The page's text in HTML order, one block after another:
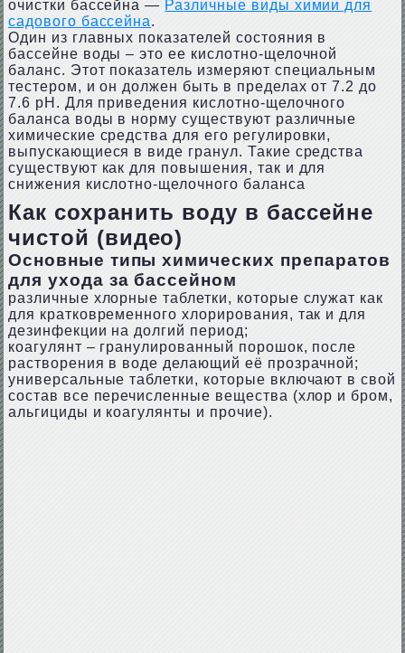
очистки бассейна — Различные виды химии для
садового бассейна.
Один из главных показателей состояния в
бассейне воды – это ее кислотно-щелочной
баланс. Этот показатель измеряют специальным
тестером, и он должен быть в пределах от 7.2 до
7.6 pH. Для приведения кислотно-щелочного
баланса воды в норму существуют различные
химические средства для его регулировки,
выпускающиеся в виде гранул. Такие средства
существуют как для повышения, так и для
снижения кислотно-щелочного баланса
Как сохранить воду в бассейне
чистой (видео)
Основные типы химических препаратов
для ухода за бассейном
различные хлорные таблетки, которые служат как
для кратковременного хлорирования, так и для
дезинфекции на долгий период;
коагулянт – гранулированный порошок, после
растворения в воде делающий её прозрачной;
универсальные таблетки, которые включают в свой
состав все перечисленные вещества (хлор и бром,
альгициды и коагулянты и прочие).